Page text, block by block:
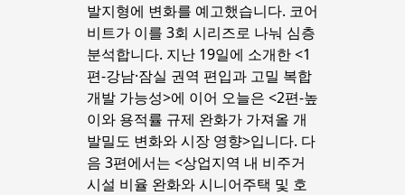
발지형에 변화를 예고했습니다. 코어
비트가 이를 3회 시리즈로 나눠 심층
분석합니다. 지난 19일에 소개한 <1
편-강남·잠실 권역 편입과 고밀 복합
개발 가능성>에 이어 오늘은 <2편-높
이와 용적률 규제 완화가 가져올 개
발밀도 변화와 시장 영향>입니다. 다
음 3편에서는 <상업지역 내 비주거
시설 비율 완화와 시니어주택 및 호